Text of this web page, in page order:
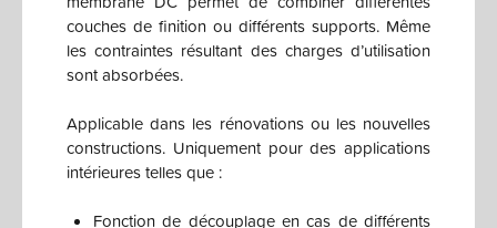
couches de finition ou différents supports. Même
les contraintes résultant des charges d’utilisation
sont absorbées.
Applicable dans les rénovations ou les nouvelles
constructions. Uniquement pour des applications
intérieures telles que :
Fonction de découplage en cas de différents